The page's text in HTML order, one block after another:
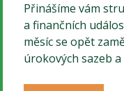
Přinášíme vám
a finančních
měsíc se opět
úrokových sazeb a